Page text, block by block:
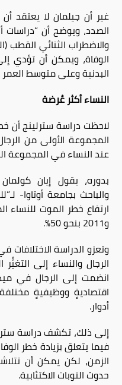
غير أن جيلمان لا يعتقد
الصدد، ويوضح أن
والاضطراب الثنائي القطب
الوفاة، ويمكن أن تؤدي
البدنية وعلى متوسط العمر
النساء أكثر عُرضة
لاحظت دراسة سترلينج أن
المجموعة الأولى من
عند النساء في المجموعة
بدوره، يقول إيان
والباحث بجامعة أوتاوا-
و2011 بنحو 50%.
وتعزو الدراسة
الرجال والنساء إلى
انضمت إلى الرجال في
اقتصاديةٍ ووظيفيةٍ
أدوار.
إلى ذلك، تكشف دراسة
فيما يتعلق بزيادة خطر
الزمن، لكن يمكن أن
حدوث النوبات الاكتئابية.